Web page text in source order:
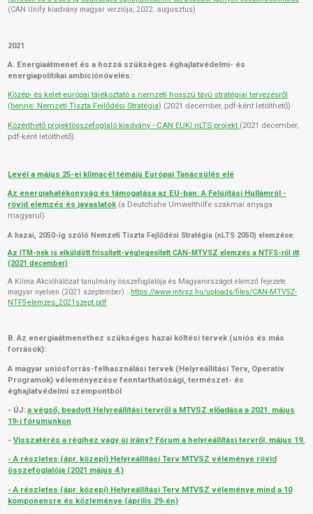
(CAN Unify kiadvány magyar verziója, 2022. augusztus)
2021
A. Energiaátmenet és a hozzá szükséges éghajlatvédelmi- és
energiapolitikai ambíciónövelés:
Közép- és kelet-európai tájékoztató a nemzeti hosszú távú stratégiai tervezésről
(benne: Nemzeti Tiszta Fejlődési Stratégia) (2021 december, pdf-ként letölthető)
Közérthető projektösszefoglaló kiadvány - CAN EUKI nLTS projekt (2021 december,
pdf-ként letölthető)
Levél a május 25-ei klímacél témájú Európai Tanácsülés elé
Az energiahatékonyság és támogatása az EU-ban: A Felújítási Hullámról -
rövid elemzés és javaslatok (a Deutchshe Umwelthilfe szakmai anyaga
magyarul)
A hazai, 2050-ig szóló Nemzeti Tiszta Fejlődési Stratégia (nLTS 2050) elemzése:
Az ITM-nek is elküldött frissített-véglegesített CAN-MTVSZ elemzés a NTFS-ről itt
(2021 december)
A Klíma Akcióhálózat tanulmány összefoglalója és Magyarországot elemző fejezete
magyar nyelven (2021 szeptember) : https://www.mtvsz.hu/uploads/files/CAN-MTVSZ-
NTFS-elemzes_2021szept.pdf
B. Az energiaátmenethez szükséges hazai költési tervek (uniós és más
források):
A magyar uniósforrás-felhasználási tervek (Helyreállítási Terv, Operatív
Programok) véleményezése fenntarthatósági, természet- és
éghajlatvédelmi szempontból
- ÚJ: a végső, beadott Helyreállítási tervről a MTVSZ előadása a 2021. május
19-i fórumunkon
-Visszatérés a régihez vagy új irány? Fórum a helyreállítási tervről, május 19.
- A részletes (ápr. közepi) Helyreállítási Terv MTVSZ véleménye rövid
összefoglalója (2021 május 4.)
- A részletes (ápr. közepi) Helyreállítási Terv MTVSZ véleménye mind a 10
komponensre és közleménye (április 29-én)